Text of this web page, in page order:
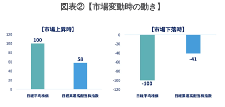
図表②【市場変動時の動き】